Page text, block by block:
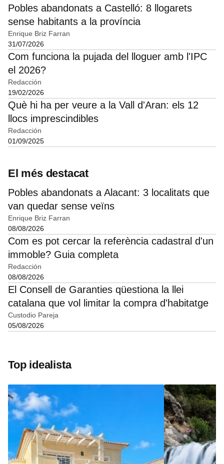
Pobles abandonats a Castelló: 8 llogarets
sense habitants a la província
Enrique Briz Farran
31/07/2026
Com funciona la pujada del lloguer amb l'IPC
el 2026?
Redacción
19/02/2026
Què hi ha per veure a la Vall d'Aran: els 12
llocs imprescindibles
Redacción
01/09/2025
El més destacat
Pobles abandonats a Alacant: 3 localitats que
van quedar sense veïns
Enrique Briz Farran
08/08/2026
Com es pot cercar la referència cadastral d'un
immoble? Guia completa
Redacción
08/08/2026
El Consell de Garanties qüestiona la llei
catalana que vol limitar la compra d'habitatge
Custodio Pareja
05/08/2026
Top idealista